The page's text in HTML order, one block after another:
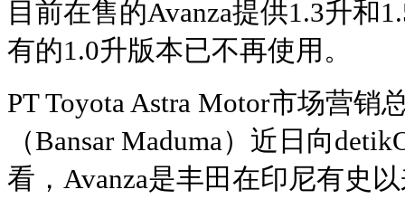
目前在售的Avanza提供1.3升和
有的1.0升版本已不再使用。
PT Toyota Astra Motor市场营销
（Bansar Maduma）近日向
看，Avanza是丰田在印尼有史